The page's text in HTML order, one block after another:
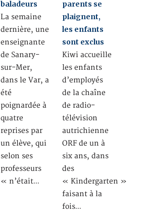
baladeurs
La semaine
dernière, une
enseignante
de Sanary-
sur-Mer,
dans le Var, a
été
poignardée à
quatre
reprises par
un élève, qui
selon ses
professeurs
« n’était…
parents se
plaignent,
les enfants
sont exclus
Kiwi accueille
les enfants
d’employés
de la chaîne
de radio-
télévision
autrichienne
ORF de un à
six ans, dans
des
« Kindergarten »
faisant à la
fois…